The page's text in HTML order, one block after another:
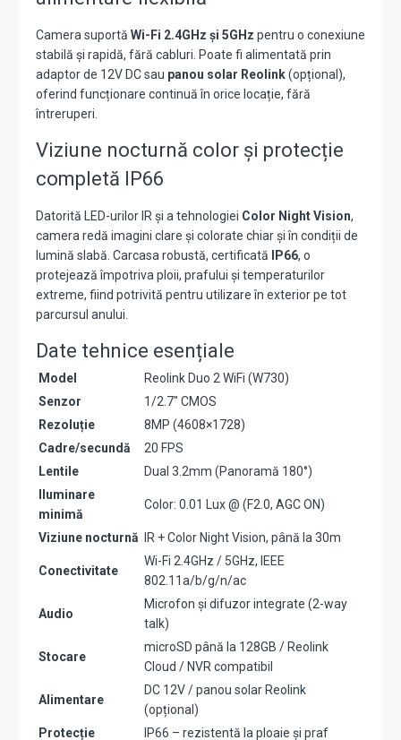
Camera suportă Wi-Fi 2.4GHz și 5GHz pentru o conexiune
stabilă și rapidă, fără cabluri. Poate fi alimentată prin
adaptor de 12V DC sau panou solar Reolink(opțional),
oferind funcționare continuă în orice locație, fără
întreruperi.
Viziune nocturnă color și protecție
completă IP66
Datorită LED-urilor IR și a tehnologiei Color Night Vision,
camera redă imagini clare și colorate chiar și în condiții de
lumină slabă. Carcasa robustă, certificată
IP66, o
protejează împotriva ploii, prafului și temperaturilor
extreme, fiind potrivită pentru utilizare în exterior pe tot
parcursul anului.
Date tehnice esențiale
Model
Reolink Duo 2 WiFi (W730)
Senzor
1/2.7" CMOS
Rezoluție
8MP (4608×1728)
Cadre/secundă
20 FPS
Lentile
Dual 3.2mm (Panoramă 180°)
Iluminare
minimă
Color: 0.01 Lux @ (F2.0, AGC ON)
Viziune nocturnă IR + Color Night Vision, până la 30m
Conectivitate
Wi-Fi 2.4GHz / 5GHz, IEEE
802.11a/b/g/n/ac
Audio
Microfon și difuzor integrate (2-way
talk)
Stocare
microSD până la 128GB / Reolink
Cloud / NVR compatibil
Alimentare
DC 12V / panou solar Reolink
(opțional)
Protecție
IP66 – rezistentă la ploaie și praf